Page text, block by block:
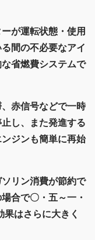
が運転状態・使用
間の不必要なアイ
省燃費システムで
赤信号などで一時
し、また発進する
ジンも簡単に再始
リン消費が節約で
合で〇・五～一・
はさらに大きく